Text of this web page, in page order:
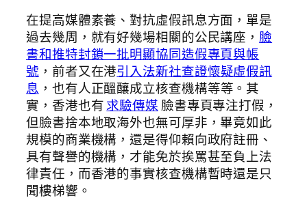
在提高媒體素養、對抗虛假訊息方面，單是
過去幾周，就有好幾場相關的公民講座， 臉
書和推特封鎖一批明顯協同造假專頁與帳
號 ，前者又在港引入法新社查證懷疑虛假訊
息 ，也有人正醞釀成立核查機構等等。其
實，香港也有求驗傳媒 臉書專頁專注打假，
但臉書捨本地取海外也無可厚非，畢竟如此
規模的商業機構，還是得仰賴向政府註冊、
具有聲譽的機構，才能免於挨罵甚至負上法
律責任，而香港的事實核查機構暫時還是只
聞樓梯響。